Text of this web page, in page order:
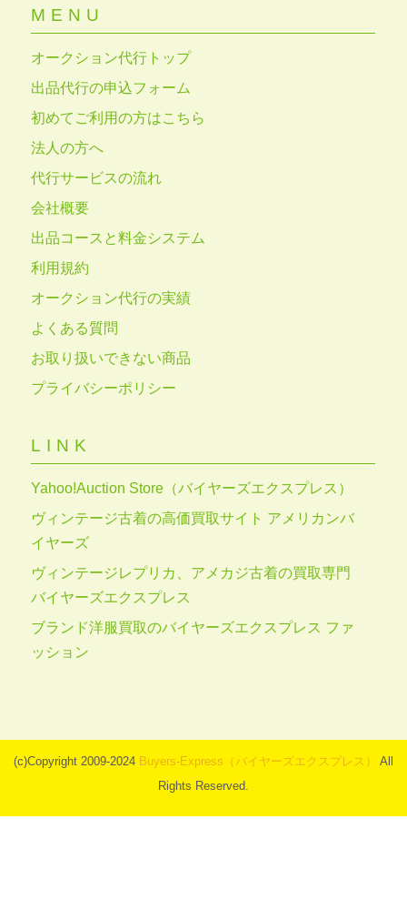
MENU
オークション代行トップ
出品代行の申込フォーム
初めてご利用の方はこちら
法人の方へ
代行サービスの流れ
会社概要
出品コースと料金システム
利用規約
オークション代行の実績
よくある質問
お取り扱いできない商品
プライバシーポリシー
LINK
Yahoo!Auction Store（バイヤーズエクスプレス）
ヴィンテージ古着の高価買取サイト アメリカンバ
イヤーズ
ヴィンテージレプリカ、アメカジ古着の買取専門
バイヤーズエクスプレス
ブランド洋服買取のバイヤーズエクスプレス ファ
ッション
(c)Copyright 2009-2024 Buyers-Express（バイヤーズエクスプレス）
All
Rights Reserved.